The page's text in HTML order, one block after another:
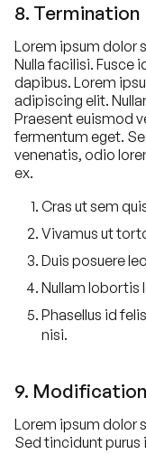
8. Termination
Lorem ipsum dolor
Nulla facilisi. Fusce
dapibus. Lorem
adipiscing elit.
Praesent euismod
fermentum eget.
venenatis, odio
ex.
Cras ut sem
Vivamus ut
Duis posuere
Nullam lobortis
Phasellus id
nisi.
9.
Lorem ipsum dolor
Sed tincidunt purus